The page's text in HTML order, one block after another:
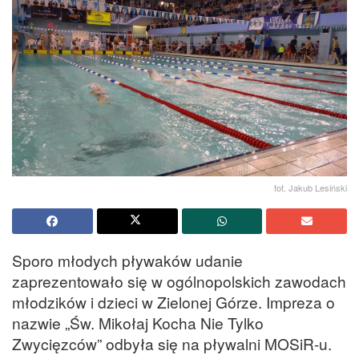
fot. Jakub Lesiński
Sporo młodych pływaków udanie
zaprezentowało się w ogólnopolskich zawodach
młodzików i dzieci w Zielonej Górze. Impreza o
nazwie „Św. Mikołaj Kocha Nie Tylko
Zwycięzców” odbyła się na pływalni MOSiR-u.